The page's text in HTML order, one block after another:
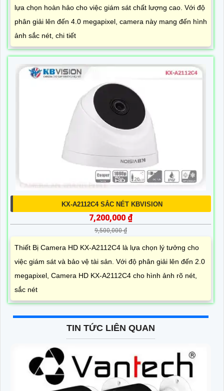
lựa chọn hoàn hảo cho việc giám sát chất lượng cao. Với độ
phân giải lên đến 4.0 megapixel, camera này mang đến hình
ảnh sắc nét, chi tiết
KX-A2112C4 SẮC NÉT KBVISION
7,200,000 ₫
9,500,000 ₫
Thiết Bị Camera HD KX-A2112C4 là lựa chọn lý tưởng cho
việc giám sát và bảo vệ tài sản. Với độ phân giải lên đến 2.0
megapixel, Camera HD KX-A2112C4 cho hình ảnh rõ nét,
sắc nét
TIN TỨC LIÊN QUAN